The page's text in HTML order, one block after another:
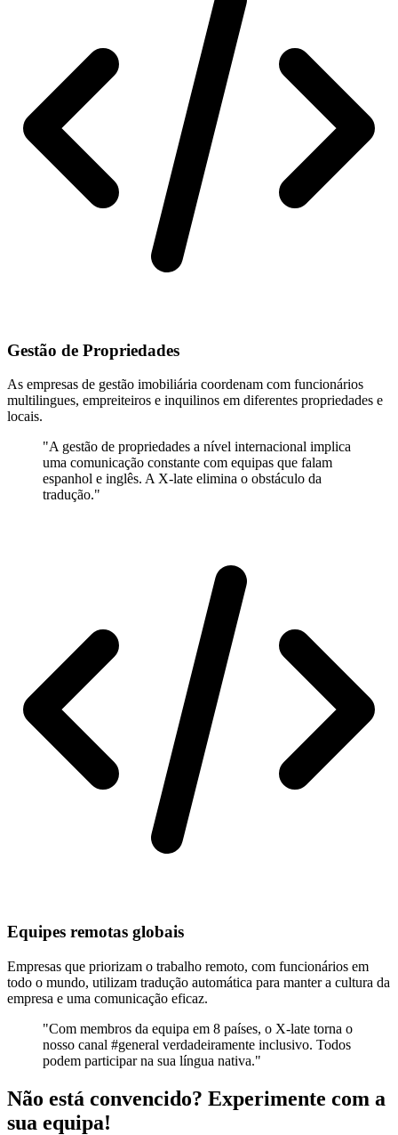
Gestão de Propriedades
As empresas de gestão imobiliária coordenam com funcionários
multilingues, empreiteiros e inquilinos em diferentes propriedades e
locais.
"A gestão de propriedades a nível internacional implica
uma comunicação constante com equipas que falam
espanhol e inglês. A X-late elimina o obstáculo da
tradução."
Equipes remotas globais
Empresas que priorizam o trabalho remoto, com funcionários em
todo o mundo, utilizam tradução automática para manter a cultura da
empresa e uma comunicação eficaz.
"Com membros da equipa em 8 países, o X-late torna o
nosso canal #general verdadeiramente inclusivo. Todos
podem participar na sua língua nativa."
Não está convencido? Experimente com a
sua equipa!